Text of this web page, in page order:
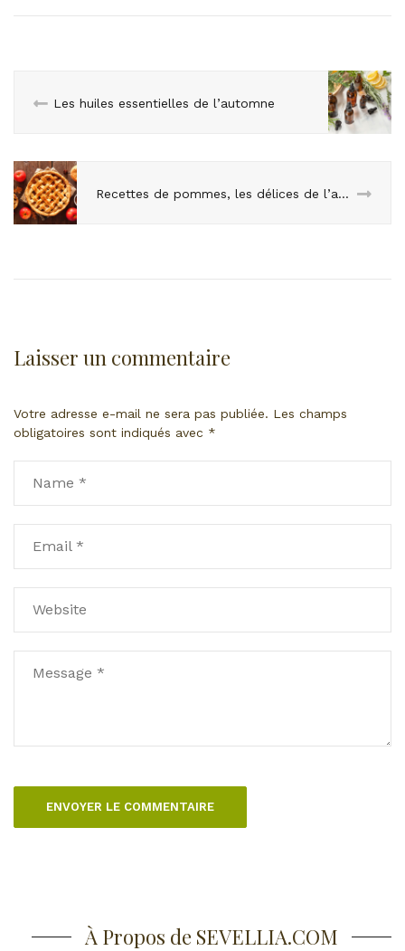
Les huiles essentielles de l’automne
Recettes de pommes, les délices de l’automne !
Laisser un commentaire
Votre adresse e-mail ne sera pas publiée. Les champs
obligatoires sont indiqués avec *
À Propos de SEVELLIA.COM